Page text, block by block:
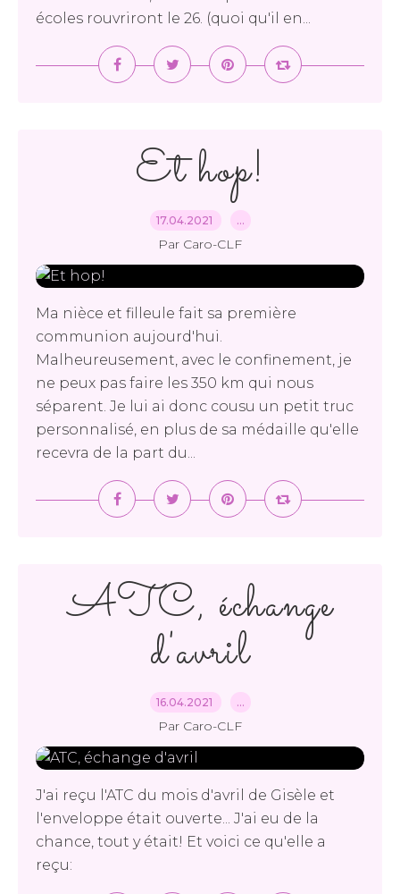
écoles rouvriront le 26. (quoi qu'il en...
Et hop!
17.04.2021 …
Par Caro-CLF
Ma nièce et filleule fait sa première
communion aujourd'hui.
Malheureusement, avec le confinement, je
ne peux pas faire les 350 km qui nous
séparent. Je lui ai donc cousu un petit truc
personnalisé, en plus de sa médaille qu'elle
recevra de la part du...
ATC, échange
d'avril
16.04.2021 …
Par Caro-CLF
J'ai reçu l'ATC du mois d'avril de Gisèle et
l'enveloppe était ouverte... J'ai eu de la
chance, tout y était! Et voici ce qu'elle a
reçu: